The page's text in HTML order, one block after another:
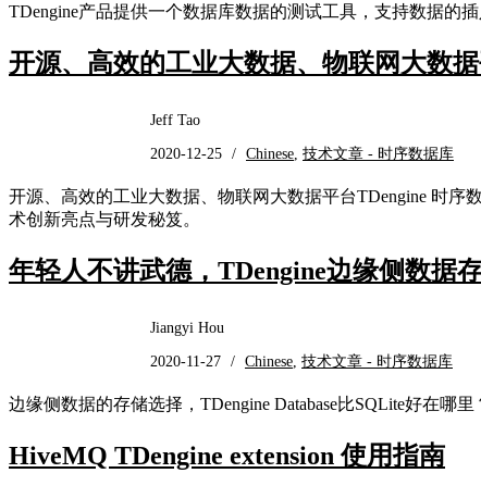
TDengine产品提供一个数据库数据的测试工具，支持数据的
开源、高效的工业大数据、物联网大数
Jeff Tao
2020-12-25 / Chinese 技术文章 - 时序数据库
开源、高效的工业大数据、物联网大数据平台TDengine 时序
术创新亮点与研发秘笈。
年轻人不讲武德，TDengine边缘侧数据
Jiangyi Hou
2020-11-27 / Chinese 技术文章 - 时序数据库
边缘侧数据的存储选择，TDengine Database比SQLite好在哪里
HiveMQ TDengine extension 使用指南